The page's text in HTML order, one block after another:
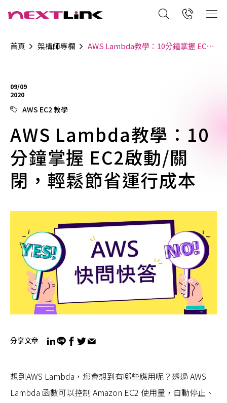
首頁 架構師專欄 AWS Lambda教學：10分鐘掌握 EC2啟動/關閉，輕鬆節省運行成本
09/09
2020
AWS EC2 教學
AWS Lambda教學：10
分鐘掌握 EC2啟動/關
閉，輕鬆節省運行成本
分享文章
想到AWS Lambda，您會想到有哪些應用呢？透過 AWS
Lambda 函數可以控制 Amazon EC2 使用量，自動停止、